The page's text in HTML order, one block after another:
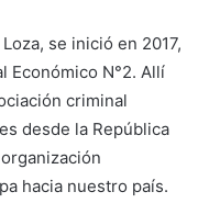
se inició en 2017,
Económico N°2. Allí
criminal
desde la República
hacia nuestro país.